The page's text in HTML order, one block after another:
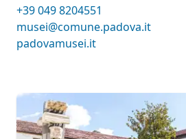
+39 049 8204551
musei@comune.padova.it
padovamusei.it